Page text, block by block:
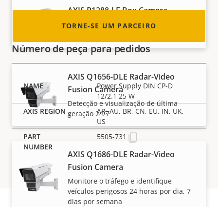
AXIS P1388-LE Box Camera
Monitoramento confiável com 8 MP em
AXIS Q1656-DLE Radar-Video
Fusion Camera
Detecção e visualização de última
geração 24/7
AXIS Q1686-DLE Radar-Video
Fusion Camera
Monitore o tráfego e identifique
veículos perigosos 24 horas por dia, 7
dias por semana
TORNE-SE UM PARCEIRO
Número de peça para pedidos
Power Supply DIN CP-D
12/2.1 25 W
AR, AU, BR, CN, EU, IN, UK,
US
5505-731